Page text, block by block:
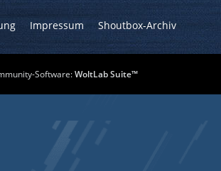
Impressum Shoutbox-Archiv
Software:WoltLab Suite™